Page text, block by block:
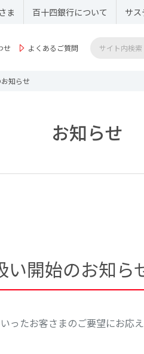
ま 百十四銀行について サス
せ よくあるご質問
知らせ
お知らせ
い開始のお知ら
ったお客さまのご要望にお応